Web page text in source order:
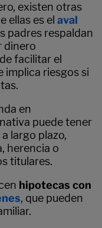
existen otras
ellas es el aval
padres respaldan
dinero
facilitar el
implica riesgos si
en
puede tener
largo plazo,
herencia o
titulares.
hipotecas con
, que pueden